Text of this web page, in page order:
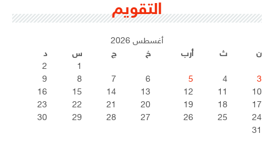
التقويم
أغسطس 2026
ن
ث أرب خ ج س
د
1
2
3
4
5
6
7
8
9
10
11
12
13
14
15
16
17
18
19
20
21
22
23
24
25
26
27
28
29
30
31